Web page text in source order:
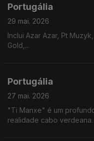
Portugália
29 mai. 2026
Inclui Azar Azar, Pt
Gold,...
Portugália
27 mai. 2026
"Ti Manxe" é um
realidade cabo